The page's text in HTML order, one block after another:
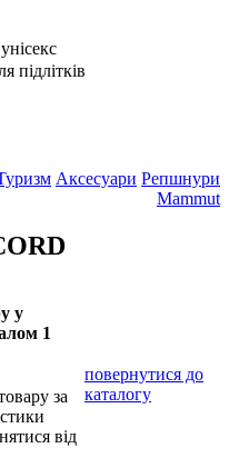
унісекс
підлітків
Аксесуари Репшнури
Mammut
у
1
за
від
повернутися до
каталогу